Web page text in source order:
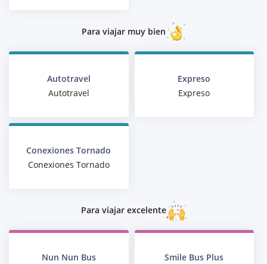
Para viajar muy bien
Autotravel
Autotravel
Expreso
Expreso
Conexiones Tornado
Conexiones Tornado
Para viajar excelente
Nun Nun Bus
Smile Bus Plus